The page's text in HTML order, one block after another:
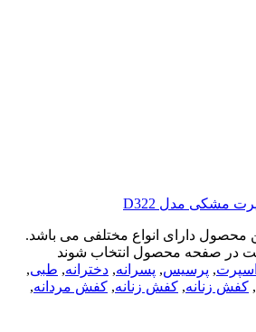
انواع مختلفی می باشد.
محصول انتخاب شوند
, پسرانه ,دخترانه, طبی
,کفش زنانه,کفش مردانه,